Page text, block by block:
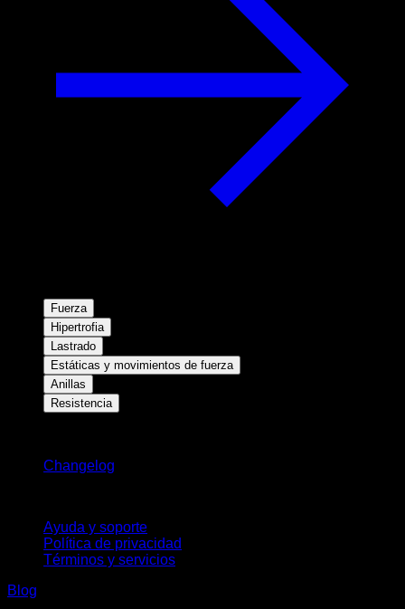
Fuerza
Hipertrofia
Lastrado
Estáticas y movimientos de fuerza
Anillas
Resistencia
Changelog
Ayuda y soporte
Política de privacidad
Términos y servicios
Blog